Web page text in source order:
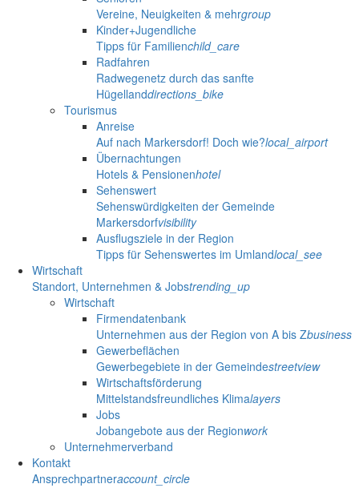
Vereine, Neuigkeiten & mehrgroup
Kinder+Jugendliche
Tipps für Familienchild_care
Radfahren
Radwegenetz durch das sanfte
Hügellanddirections_bike
Tourismus
Anreise
Auf nach Markersdorf! Doch wie?local_airport
Übernachtungen
Hotels & Pensionenhotel
Sehenswert
Sehenswürdigkeiten der Gemeinde
Markersdorfvisibility
Ausflugsziele in der Region
Tipps für Sehenswertes im Umlandlocal_see
Wirtschaft
Standort, Unternehmen & Jobstrending_up
Wirtschaft
Firmendatenbank
Unternehmen aus der Region von A bis Zbusiness
Gewerbeflächen
Gewerbegebiete in der Gemeindestreetview
Wirtschaftsförderung
Mittelstandsfreundliches Klimalayers
Jobs
Jobangebote aus der Regionwork
Unternehmerverband
Kontakt
Ansprechpartneraccount_circle